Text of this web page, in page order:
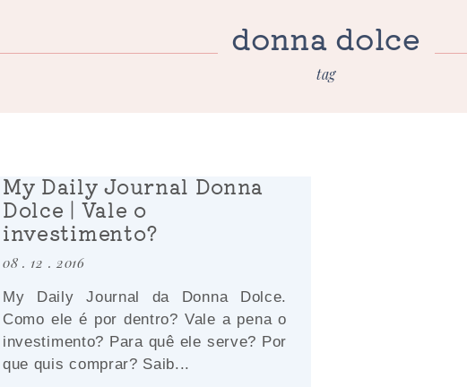
donna dolce
tag
My Daily Journal Donna
Dolce | Vale o
investimento?
08 . 12 . 2016
My Daily Journal da Donna Dolce.
Como ele é por dentro? Vale a pena o
investimento? Para quê ele serve? Por
que quis comprar? Saib...